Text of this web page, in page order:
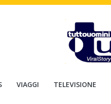
VIAGGI TELEVISIONE